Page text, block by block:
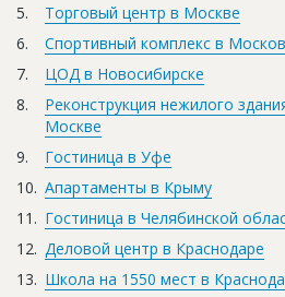
Торговый центр в Москве
Спортивный комплекс в
ЦОД в Новосибирске
Реконструкция нежилого
Москве
Гостиница в Уфе
Апартаменты в Крыму
Гостиница в Челябинской
Деловой центр в Краснодаре
Школа на 1550 мест в